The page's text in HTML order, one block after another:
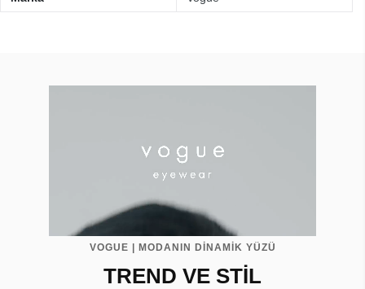
VOGUE | MODANIN DİNAMİK YÜZÜ
TREND VE STİL